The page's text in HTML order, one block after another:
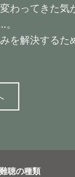
わってきた気
を解決するた
聴の種類